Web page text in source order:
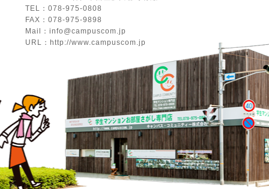
TEL：078-975-0808
FAX：078-975-9898
Mail：info@campuscom.jp
URL：http://www.campuscom.jp